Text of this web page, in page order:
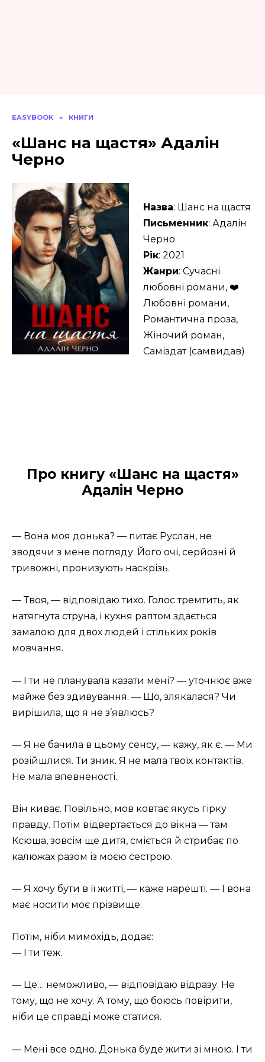
EASYBOOK » КНИГИ
«Шанс на щастя» Адалін
Черно
Назва: Шанс на щастя
Письменник: Адалін
Черно
Рік: 2021
Жанри: Сучасні
любовні романи, ❤️
Любовні романи,
Романтична проза,
Жіночий роман,
Саміздат (самвидав)
Про книгу «Шанс на щастя»
Адалін Черно
— Вона моя донька? — питає Руслан, не
зводячи з мене погляду. Його очі, серйозні й
тривожні, пронизують наскрізь.
— Твоя, — відповідаю тихо. Голос тремтить, як
натягнута струна, і кухня раптом здається
замалою для двох людей і стільких років
мовчання.
— І ти не планувала казати мені? — уточнює вже
майже без здивування. — Що, злякалася? Чи
вирішила, що я не з’явлюсь?
— Я не бачила в цьому сенсу, — кажу, як є. — Ми
розійшлися. Ти зник. Я не мала твоїх контактів.
Не мала впевненості.
Він киває. Повільно, мов ковтає якусь гірку
правду. Потім відвертається до вікна — там
Ксюша, зовсім ще дитя, сміється й стрибає по
калюжах разом із моєю сестрою.
— Я хочу бути в її житті, — каже нарешті. — І вона
має носити моє прізвище.
Потім, ніби мимохідь, додає:
— І ти теж.
— Це… неможливо, — відповідаю відразу. Не
тому, що не хочу. А тому, що боюсь повірити,
ніби це справді може статися.
— Мені все одно. Донька буде жити зі мною. І ти